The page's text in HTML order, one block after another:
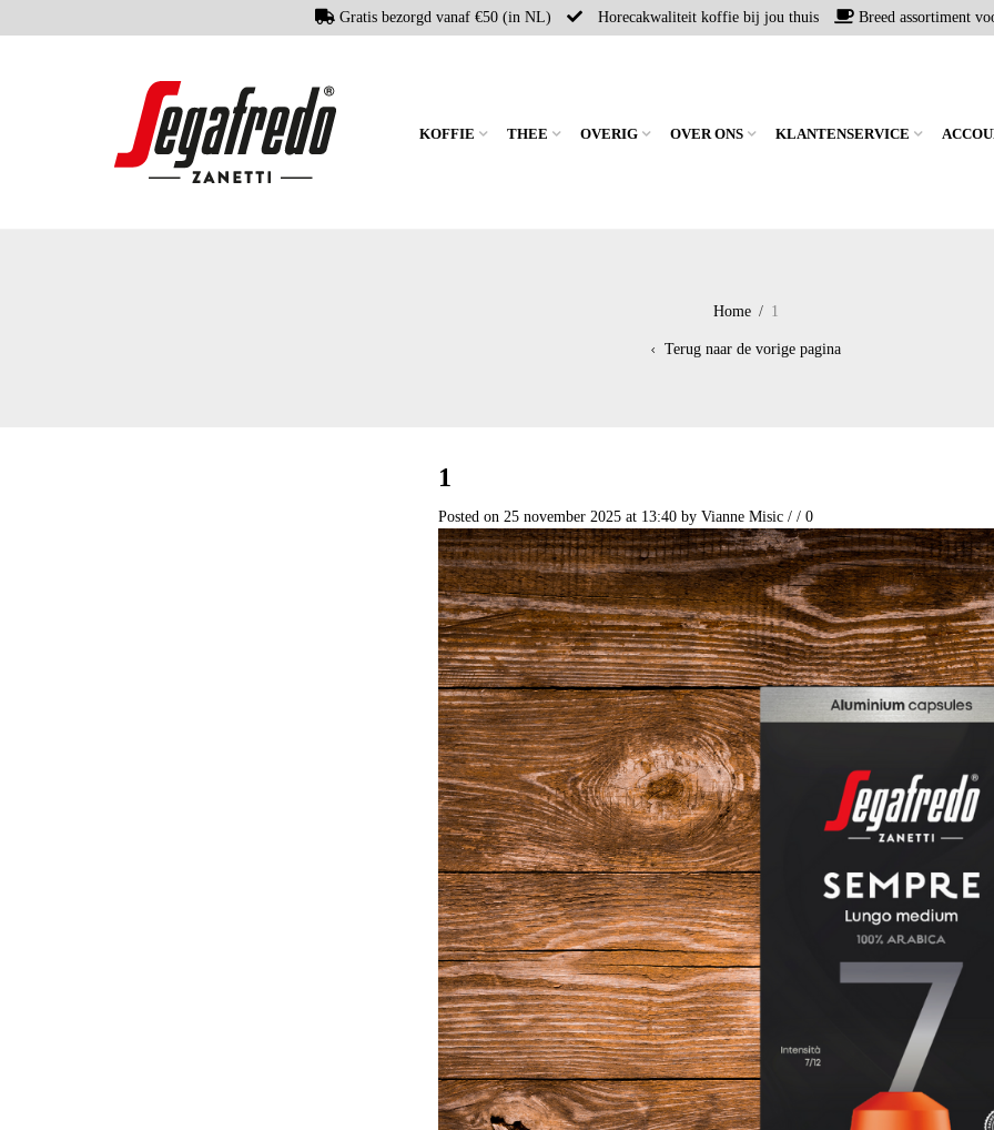
Gratis bezorgd vanaf €50 (in NL) Horecakwaliteit koffie bij jou thuis Breed assortiment
KOFFIE THEE OVERIG OVER ONS KLANTENSERVICE
Home / 1
Terug naar de vorige pagina
1
Posted on 25 november 2025 at 13:40 by Vianne Misic/ / 0